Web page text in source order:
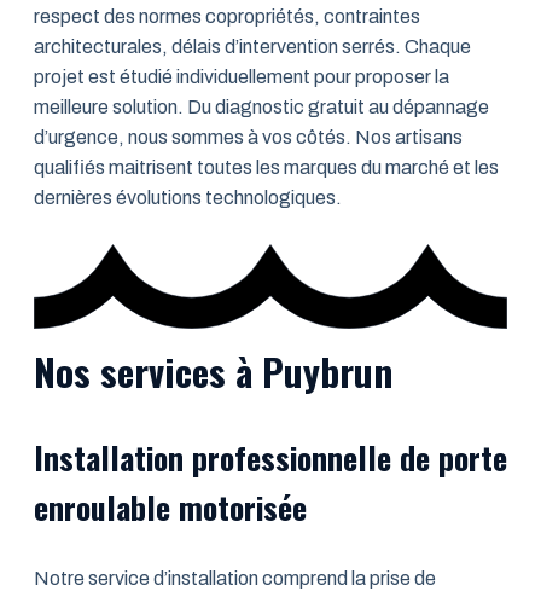
respect des normes copropriétés, contraintes
architecturales, délais d’intervention serrés. Chaque
projet est étudié individuellement pour proposer la
meilleure solution. Du diagnostic gratuit au dépannage
d’urgence, nous sommes à vos côtés. Nos artisans
qualifiés maitrisent toutes les marques du marché et les
dernières évolutions technologiques.
Nos services à Puybrun
Installation professionnelle de porte
enroulable motorisée
Notre service d’installation comprend la prise de